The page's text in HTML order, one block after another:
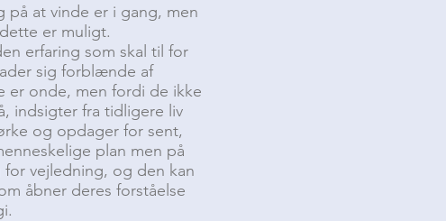
at vinde er i gang, men
er muligt.
erfaring som skal til for
sig forblænde af
onde, men fordi de ikke
indsigter fra tidligere liv
og opdager for sent,
plan men på
vejledning, og den kan
åbner deres forståelse